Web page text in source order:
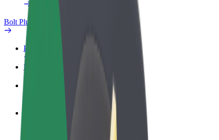
Bolt Plus
Pogodnosti
Kako se pridružiti
Zarađuj po vlastitim uvjetima